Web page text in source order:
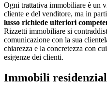
Ogni trattativa immobiliare è un
cliente e del venditore, ma in
lusso richiede ulteriori
Rizzetti immobiliare si
comunicazione con la sua
chiarezza e la concretezza con
esigenze dei clienti.
Immobili